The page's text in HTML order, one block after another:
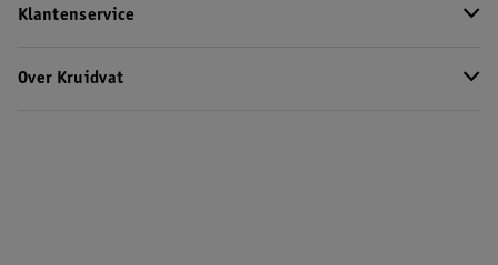
Klantenservice
Over Kruidvat